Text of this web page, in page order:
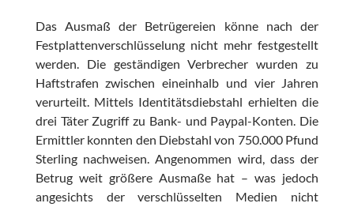
Das Ausmaß der Betrügereien könne nach der
Festplattenverschlüsselung nicht mehr festgestellt
werden. Die geständigen Verbrecher wurden zu
Haftstrafen zwischen eineinhalb und vier Jahren
verurteilt. Mittels Identitätsdiebstahl erhielten die
drei Täter Zugriff zu Bank- und Paypal-Konten. Die
Ermittler konnten den Diebstahl von 750.000 Pfund
Sterling nachweisen. Angenommen wird, dass der
Betrug weit größere Ausmaße hat – was jedoch
angesichts der verschlüsselten Medien nicht